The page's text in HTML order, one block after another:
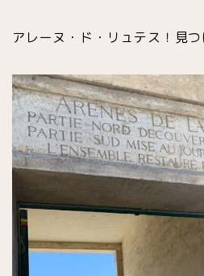
アレーヌ・ド・リュテス！見つ